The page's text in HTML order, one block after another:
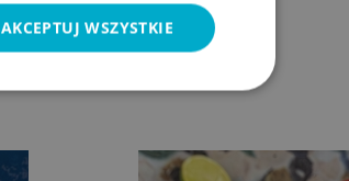
AKCEPTUJ WSZYSTKIE